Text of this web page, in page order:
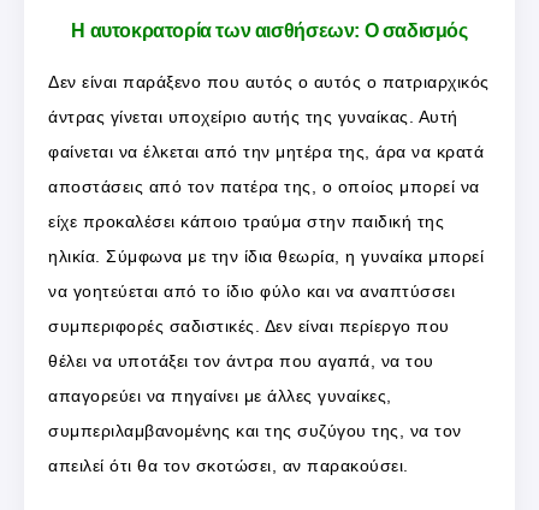
Η αυτοκρατορία των αισθήσεων: Ο σαδισμός
Δεν είναι παράξενο που αυτός ο αυτός ο πατριαρχικός
άντρας γίνεται υποχείριο αυτής της γυναίκας. Αυτή
φαίνεται να έλκεται από την μητέρα της, άρα να κρατά
αποστάσεις από τον πατέρα της, ο οποίος μπορεί να
είχε προκαλέσει κάποιο τραύμα στην παιδική της
ηλικία. Σύμφωνα με την ίδια θεωρία, η γυναίκα μπορεί
να γοητεύεται από το ίδιο φύλο και να αναπτύσσει
συμπεριφορές σαδιστικές. Δεν είναι περίεργο που
θέλει να υποτάξει τον άντρα που αγαπά, να του
απαγορεύει να πηγαίνει με άλλες γυναίκες,
συμπεριλαμβανομένης και της συζύγου της, να τον
απειλεί ότι θα τον σκοτώσει, αν παρακούσει.